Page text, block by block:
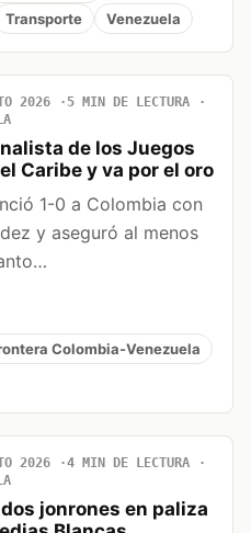
Transporte Venezuela
2026
5 MIN DE LECTURA
de los Juegos
Caribe y va por el oro
1-0 a Colombia con
y aseguró al menos
Colombia-Venezuela
2026
4 MIN DE LECTURA
jonrones en paliza